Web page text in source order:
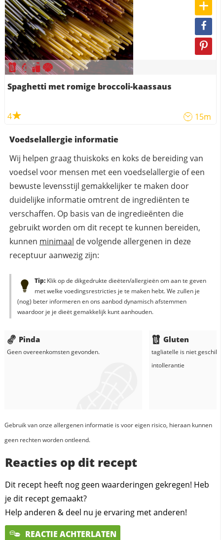
Spaghetti met romige broccoli-kaassaus
4 15m
Voedselallergie informatie
Wij helpen graag thuiskoks en koks de bereiding van
voedsel voor mensen met een voedselallergie of een
bewuste levensstijl gemakkelijker te maken door
duidelijke informatie omtrent de ingrediënten te
verschaffen. Op basis van de ingredieënten die
gebruikt worden om dit recept te kunnen bereiden,
kunnen minimaal de volgende allergenen in deze
receptuur aanwezig zijn:
Tip:Klik op de dikgedrukte dieëten/allergieën om aan te geven
met welke voedingsrestricties je te maken hebt. We zullen je
(nog) beter informeren en ons aanbod dynamisch afstemmen
waardoor je je dieët gemakkelijk kunt aanhouden.
Pinda
Geen overeenkomsten gevonden.
Gluten
tagliatelle is niet
intollerantie
Gebruik van onze allergenen informatie is voor eigen risico, hieraan kunnen
geen rechten worden ontleend.
Reacties op dit recept
Dit recept heeft nog geen waarderingen gekregen! Heb
je dit recept gemaakt?
Help anderen & deel nu je ervaring met anderen!
REACTIE ACHTERLATEN